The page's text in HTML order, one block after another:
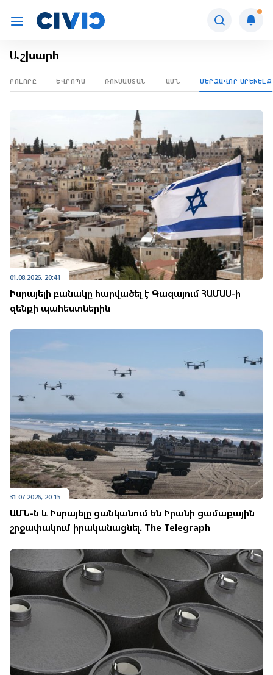
Աշխարհ
ԲՈԼՈՐԸ ԵՎՐՈՊԱ ՌՈՒՍԱՍՏԱՆ ԱՄՆ ՄԵՐՁԱՎՈՐ ԱՐԵՒԵԼՔ
01.08.2026, 20:41
Իսրայելի բանակը հարվածել է Գազայում ՀԱՄԱՍ-ի
զենքի պահեստներին
31.07.2026, 20:15
ԱՄՆ-ն և Իսրայելը ցանկանում են Իրանի ցամաքային
շրջափակում իրականացնել. The Telegraph